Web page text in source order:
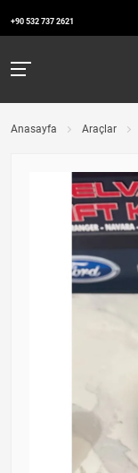
+90 532 737 2621
Anasayfa Araçlar